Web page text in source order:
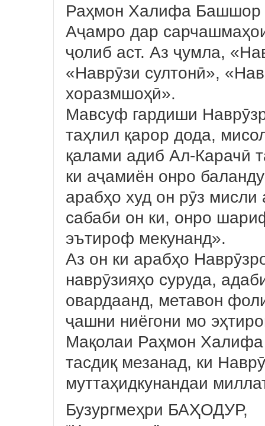
Раҳмон Халифа Башшор
Аҷамро дар
ҷолиб аст. Аз ҷумла,
«Наврӯзи султонӣ»,
хоразмшоҳӣ».
Мавсуф гардиши
таҳлил қарор дода,
қалами адиб Ал-Карачӣ
ки аҷамиён онро
арабҳо худ он рӯз
сабаби он ки, онро
эътироф мекунанд».
Аз он ки арабҳо
наврӯзияҳо суруда,
овардаанд, метавон
ҷашни ниёгони мо
Мақолаи Раҳмон
тасдиқ мезанад, ки
муттаҳидкунандаи
Бузургмеҳри БАҲОДУР,